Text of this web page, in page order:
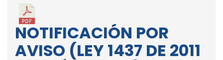
NOTIFICACIÓN POR
AVISO (LEY 1437 DE 2011